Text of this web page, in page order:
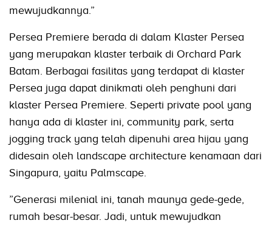
mewujudkannya.”
Persea Premiere berada di dalam Klaster Persea
yang merupakan klaster terbaik di Orchard Park
Batam. Berbagai fasilitas yang terdapat di klaster
Persea juga dapat dinikmati oleh penghuni dari
klaster Persea Premiere. Seperti private pool yang
hanya ada di klaster ini, community park, serta
jogging track yang telah dipenuhi area hijau yang
didesain oleh landscape architecture kenamaan dari
Singapura, yaitu Palmscape.
”Generasi milenial ini, tanah maunya gede-gede,
rumah besar-besar. Jadi, untuk mewujudkan